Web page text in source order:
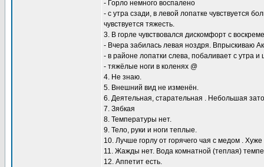
- Горло немного воспалено
- с утра сзади, в левой лопатке чувствуется
чувствуется тяжесть.
3. В горле чувствовался дискомфорт с
- Вчера забилась левая ноздря. Впрыскиваю
- в районе лопатки слева, побаливает с утра и
- тяжёлые ноги в коленях @
4.​ Не знаю.
5. Внешний вид не изменён.
6. Деятельная, старательная . Небольшая
7. Зябкая
8. Температуры нет.
9.​ Тело, руки и ноги теплые.
10. Лучше горлу от горячего чая с медом .
11. Жажды нет. Вода комнатной (теплая)
12. Аппетит есть.